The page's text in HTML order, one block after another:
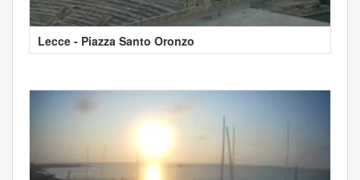
Lecce - Piazza Santo Oronzo